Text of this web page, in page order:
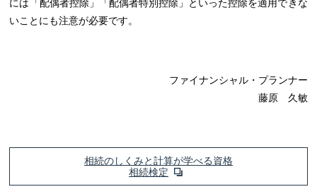
には「配偶者控除」「配偶者特別控除」といった控除を適用できな
いことにも注意が必要です。
ファイナンシャル・プランナー
藤原 久敏
相続のしくみと計算が学べる資格
相続検定